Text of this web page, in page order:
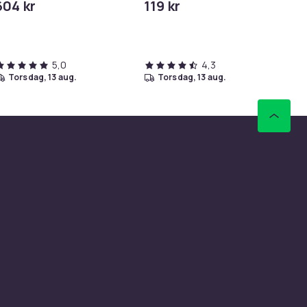
kr
5,0
torsdag, 13 aug.
iPhone/iPad
119 kr
4,3
torsdag, 13 aug.